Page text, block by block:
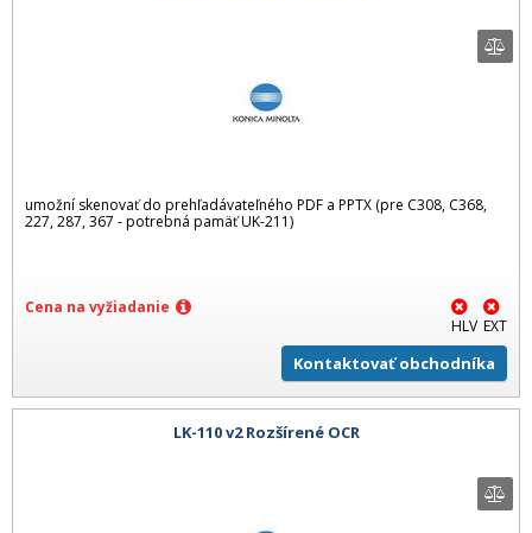
umožní skenovať do prehľadávateľného PDF a PPTX (pre C308, C368,
227, 287, 367 - potrebná pamäť UK-211)
Cena na vyžiadanie
HLV EXT
Kontaktovať obchodníka
LK-110 v2 Rozšírené OCR